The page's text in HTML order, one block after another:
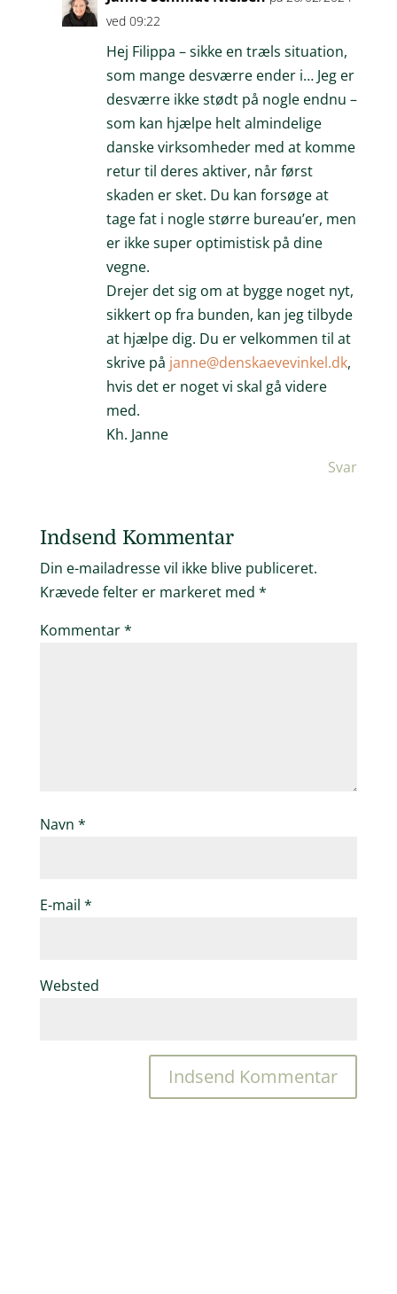
ved 09:22
Hej Filippa – sikke en træls situation,
som mange desværre ender i… Jeg er
desværre ikke stødt på nogle endnu –
som kan hjælpe helt almindelige
danske virksomheder med at komme
retur til deres aktiver, når først
skaden er sket. Du kan forsøge at
tage fat i nogle større bureau’er, men
er ikke super optimistisk på dine
vegne.
Drejer det sig om at bygge noget nyt,
sikkert op fra bunden, kan jeg tilbyde
at hjælpe dig. Du er velkommen til at
skrive på janne@denskaevevinkel.dk,
hvis det er noget vi skal gå videre
med.
Kh. Janne
Svar
Indsend Kommentar
Din e-mailadresse vil ikke blive publiceret.
Krævede felter er markeret med *
Kommentar*
Navn *
E-mail *
Websted